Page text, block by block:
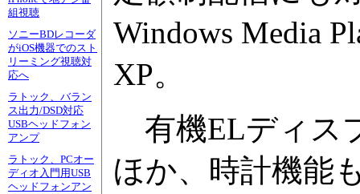
組視聴
ソニーBDレコーダ
がiOS機器でのスト
リーミング視聴対
応へ
ラトック、バラン
ス出力/DSD対応
USBヘッドフォン
アンプ
ラトック、PCオー
ディオ入門用USB
ヘッドフォンアン
Windows Media
XP。
有機ELディス
ほか、時計機能